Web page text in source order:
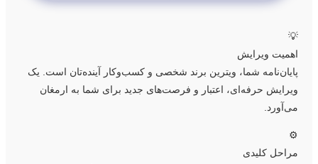
ویرایش
شما، ویترین برند شخصی و کسب‌وکار آینده‌تان است. یک
حرفه‌ای، اعتبار و فرصت‌های جدید برای شما به ارمغان
کلیدی